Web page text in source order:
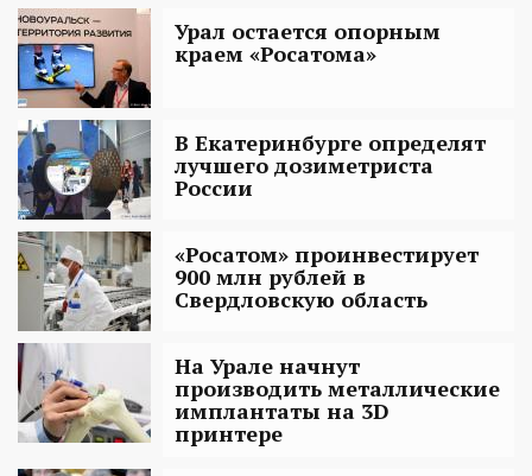
Урал остается опорным
краем «Росатома»
В Екатеринбурге определят
лучшего дозиметриста
России
«Росатом» проинвестирует
900 млн рублей в
Свердловскую область
На Урале начнут
производить металлические
имплантаты на 3D
принтере